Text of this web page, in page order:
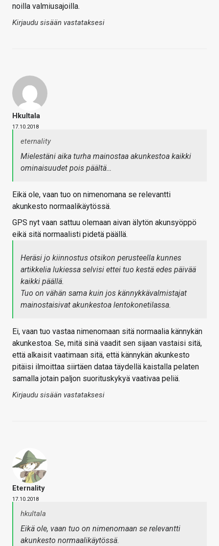
noilla valmiusajoilla.
Kirjaudu sisään vastataksesi
Hkultala
17.10.2018
eternality
Mielestäni aika turha mainostaa akunkestoa kaikki
ominaisuudet pois päältä…
Eikä ole, vaan tuo on nimenomana se relevantti
akunkesto normaalikäytössä.
GPS nyt vaan sattuu olemaan aivan älytön akunsyöppö
eikä sitä normaalisti pidetä päällä.
Heräsi jo kiinnostus otsikon perusteella kunnes
artikkelia lukiessa selvisi ettei tuo kestä edes päivää
kaikki päällä.
Tuo on vähän sama kuin jos kännykkävalmistajat
mainostaisivat akunkestoa lentokonetilassa.
Ei, vaan tuo vastaa nimenomaan sitä normaalia kännykän
akunkestoa. Se, mitä sinä vaadit sen sijaan vastaisi sitä,
että alkaisit vaatimaan sitä, että kännykän akunkesto
pitäisi ilmoittaa siirtäen dataa täydellä kaistalla pelaten
samalla jotain paljon suorituskykyä vaativaa peliä.
Kirjaudu sisään vastataksesi
Eternality
17.10.2018
hkultala
Eikä ole, vaan tuo on nimenomaan se relevantti
akunkesto normaalikäytössä.